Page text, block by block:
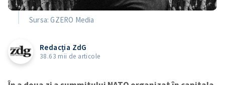
Sursa: GZERO Media
Redacția ZdG
38.63 mii de articole